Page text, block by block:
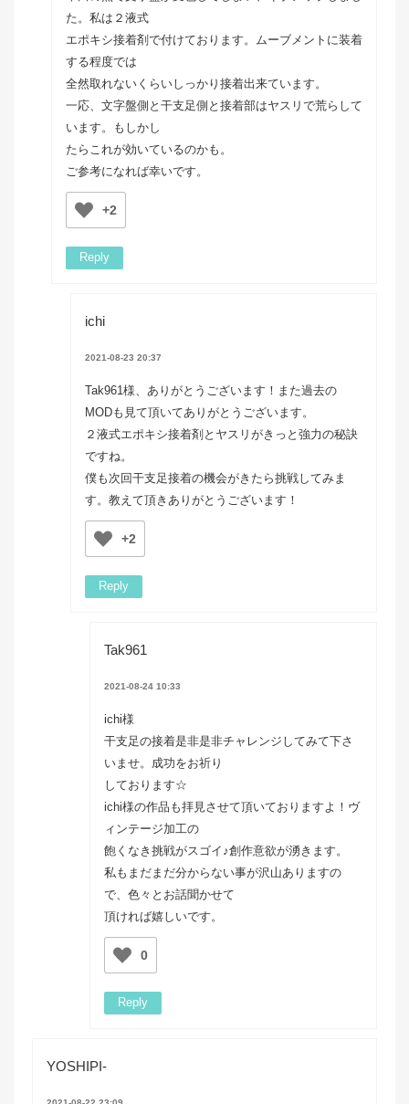
た。私は２液式
エポキシ接着剤で付けております。ムーブメントに装着
する程度では
全然取れないくらいしっかり接着出来ています。
一応、文字盤側と干支足側と接着部はヤスリで荒らして
います。もしかし
たらこれが効いているのかも。
ご参考になれば幸いです。
+2
Reply
ichi
2021-08-23 20:37
Tak961様、ありがとうございます！また過去の
MODも見て頂いてありがとうございます。
２液式エポキシ接着剤とヤスリがきっと強力の秘訣
ですね。
僕も次回干支足接着の機会がきたら挑戦してみま
す。教えて頂きありがとうございます！
+2
Reply
Tak961
2021-08-24 10:33
ichi様
干支足の接着是非是非チャレンジしてみて下さ
いませ。成功をお祈り
しております☆
ichi様の作品も拝見させて頂いておりますよ！ヴ
ィンテージ加工の
飽くなき挑戦がスゴイ♪創作意欲が湧きます。
私もまだまだ分からない事が沢山ありますの
で、色々とお話聞かせて
頂ければ嬉しいです。
0
Reply
YOSHIPI-